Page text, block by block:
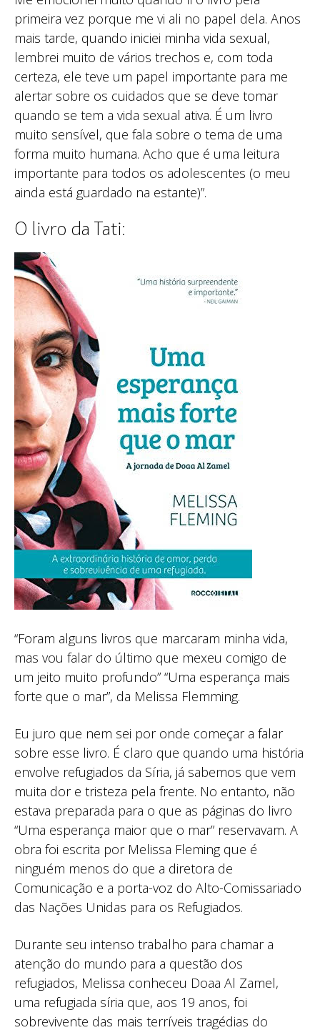
primeira vez porque me vi ali no papel dela. Anos
mais tarde, quando iniciei minha vida sexual,
lembrei muito de vários trechos e, com toda
certeza, ele teve um papel importante para me
alertar sobre os cuidados que se deve tomar
quando se tem a vida sexual ativa. É um livro
muito sensível, que fala sobre o tema de uma
forma muito humana. Acho que é uma leitura
importante para todos os adolescentes (o meu
ainda está guardado na estante)”.
O livro da Tati:
“Foram alguns livros que marcaram minha vida,
mas vou falar do último que mexeu comigo de
um jeito muito profundo” “Uma esperança mais
forte que o mar”, da Melissa Flemming.
Eu juro que nem sei por onde começar a falar
sobre esse livro. É claro que quando uma história
envolve refugiados da Síria, já sabemos que vem
muita dor e tristeza pela frente. No entanto, não
estava preparada para o que as páginas do livro
“Uma esperança maior que o mar” reservavam. A
obra foi escrita por Melissa Fleming que é
ninguém menos do que a diretora de
Comunicação e a porta-voz do Alto-Comissariado
das Nações Unidas para os Refugiados.
Durante seu intenso trabalho para chamar a
atenção do mundo para a questão dos
refugiados, Melissa conheceu Doaa Al Zamel,
uma refugiada síria que, aos 19 anos, foi
sobrevivente das mais terríveis tragédias do